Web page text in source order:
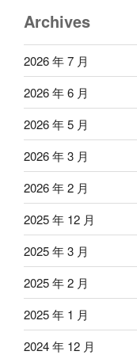
Archives
2026 年 7 月
2026 年 6 月
2026 年 5 月
2026 年 3 月
2026 年 2 月
2025 年 12 月
2025 年 3 月
2025 年 2 月
2025 年 1 月
2024 年 12 月